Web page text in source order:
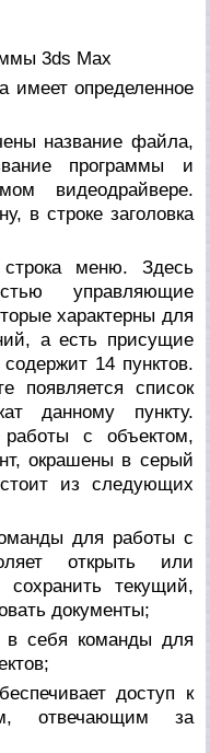
3ds Max
имеет определенное
название файла,
программы и
видеодрайвере.
в строке заголовка
меню. Здесь
управляющие
характерны для
а есть присущие
14 пунктов.
появляется список
данному пункту.
с объектом,
окрашены в серый
из следующих
для работы с
открыть или
текущий,
документы;
в себя команды для
доступ к
отвечающим за